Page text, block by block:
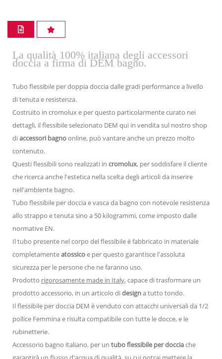
La qualità 100% italiana degli accessori
doccia a firma di DEM bagno.
Tubo flessibile per doppia doccia dalle gradi performance a livello
di tenuta e resistenza.
Costruito in cromolux e per questo particolarmente curato nei
dettagli, il flessibile selezionato DEM qui in vendita sul nostro shop
diaccessori bagnoonline, può vantare anche un prezzo molto
contenuto.
Questi flessibili sono realizzati in cromolux, per soddisfare il cliente
che ricerca anche l'estetica nella scelta degli articoli da inserire
nell'ambiente bagno.
Tubo flessibile per doccia e vasca da bagno con notevole resistenza
allo strappo e tenuta sino a 50 kilogrammi, come imposto dalle
normative EN.
Il tubo presente nel corpo del flessibile è fabbricato in materiale
completamenteatossicoe per questo garantisce l'assoluta
sicurezza per le persone che ne faranno uso.
Prodotto rigorosamente made in Italy, capace di trasformare un
prodotto accessorio, in un articolo didesigna tutto tondo.
Il flessibile per doccia DEM è venduto con attacchi universali da 1/2
pollice Femmina e risulta compatibile con tutte le docce, e le
rubinetterie.
Accessorio bagno italiano, per un tubo flessibile per docciache